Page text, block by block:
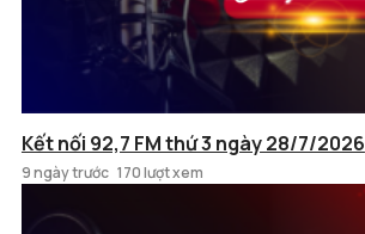
Kết nối 92,7 FM thứ 3 ngày 28/7/2026
9 ngày trước 170 lượt xem